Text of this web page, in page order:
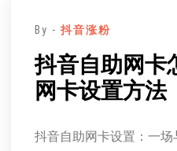
By -抖音涨粉
抖音自助网卡
网卡设置方法
抖音自助网卡设置：一